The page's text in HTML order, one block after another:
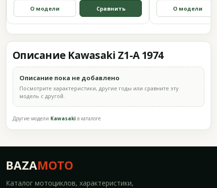
О модели Сравнить О модели
Описание Kawasaki Z1-A 1974
Описание пока не добавлено
Посмотрите характеристики, другие годы или сравните эту
модель с другой.
Другие модели Kawasaki в каталоге
BAZAMOTO
Каталог мотоциклов, характеристики,